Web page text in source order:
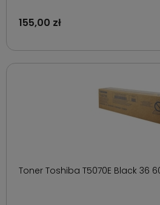
155,00 zł
Toner Toshiba T5070E Black 36